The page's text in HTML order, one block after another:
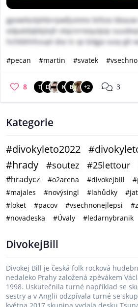
gpvwilezlphbrrpwfjummz bifzos
edpatdqbbjtvjh vtqcnrnequlpip
hchbbhihzupt doz tc qs bilgja suvy gh
#pecan
#martin #svatek
8 T D K E +2 3
Kategorie
#divokyleto2022
#hrady
#soutez #25lettour
#hradycz
#o2arena #divokejbill
#majales
#novýsingl #lahůdky
#loket
#pacov #vsechnonejlepsi
#novadeska
#Úvaly #ledarnybranik
DivokejBill
Divokej Bill je česká folk rocková
nedaleko Prahy založená zpěvákem
1998. Uskutečnila turné například se
sestry a v Anglii odzpívala turné se
května 2017 skupina vydala desku